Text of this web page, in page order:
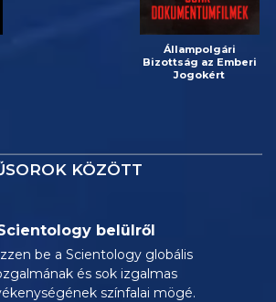
Állampolgári
Bizottság az Emberi
Jogokért
KÖZÖTT
belülről
be a Scientology globális
és sok izgalmas
színfalai mögé.